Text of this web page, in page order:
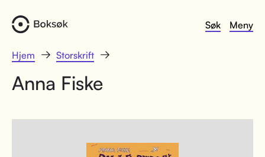
Søk Meny
Hjem Storskrift
Anna Fiske